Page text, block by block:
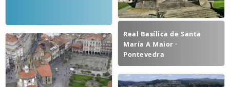
Real Basílica de Santa
María A Maior ·
Pontevedra